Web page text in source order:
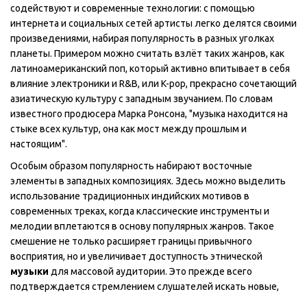
содействуют и современные технологии: с помощью
интернета и социальных сетей артисты легко делятся своими
произведениями, набирая популярность в разных уголках
планеты. Примером можно считать взлёт таких жанров, как
латиноамериканский поп, который активно впитывает в себя
влияние электроники и R&B, или K-pop, прекрасно сочетающий
азиатическую культуру с западным звучанием. По словам
известного продюсера Марка Ронсона, "музыка находится на
стыке всех культур, она как мост между прошлым и
настоящим".
Особым образом популярность набирают восточные
элементы в западных композициях. Здесь можно выделить
использование традиционных индийских мотивов в
современных треках, когда классические инструменты и
мелодии вплетаются в основу популярных жанров. Такое
смешение не только расширяет границы привычного
восприятия, но и увеличивает доступность этнической
музыки для массовой аудитории. Это прежде всего
подтверждается стремлением слушателей искать новые,